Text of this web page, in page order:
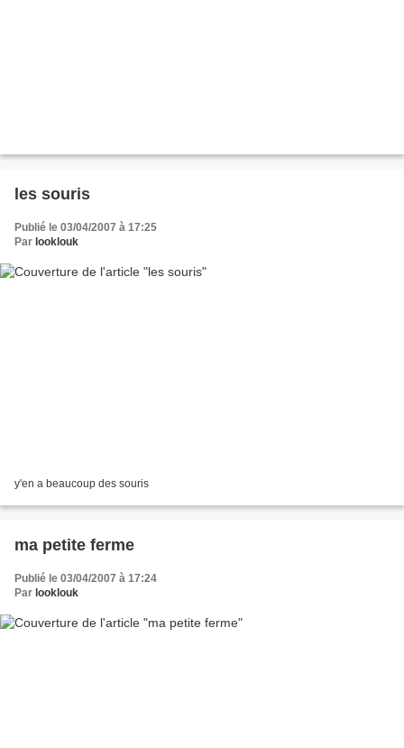
les souris
Publié le 03/04/2007 à 17:25
Par looklouk
y'en a beaucoup des souris
ma petite ferme
Publié le 03/04/2007 à 17:24
Par looklouk